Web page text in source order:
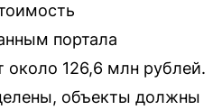
портала
около 126,6 млн рублей.
объекты должны